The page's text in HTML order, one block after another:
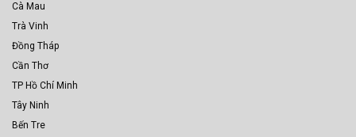
Cà Mau
Trà Vinh
Đồng Tháp
Cần Thơ
TP Hồ Chí Minh
Tây Ninh
Bến Tre